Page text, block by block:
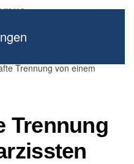
Trennung von einem
Trennung